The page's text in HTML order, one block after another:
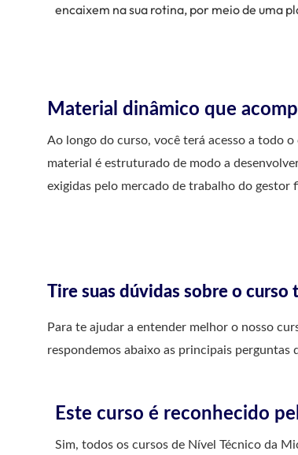
encaixem na sua rotina, por meio de uma
Material dinâmico que
Ao longo do curso, você terá acesso a todo
material é estruturado de modo a
exigidas pelo mercado de trabalho do gestor
Tire suas dúvidas sobre o curso
Para te ajudar a entender melhor o nosso
respondemos abaixo as principais perguntas
Este curso é reconhecido
Sim, todos os cursos de Nível Técnico da